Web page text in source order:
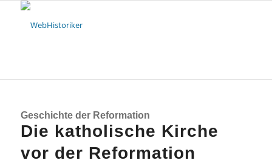
Geschichte der Reformation
Die katholische Kirche
vor der Reformation